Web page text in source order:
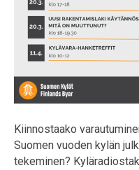
Kiinnostaako
Suomen vuoden kylän
tekeminen?